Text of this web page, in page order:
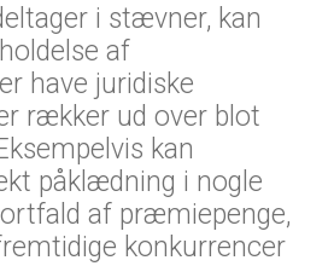
i stævner, kan
af
have juridiske
rækker ud over blot
kan
påklædning i nogle
af præmiepenge,
konkurrencer